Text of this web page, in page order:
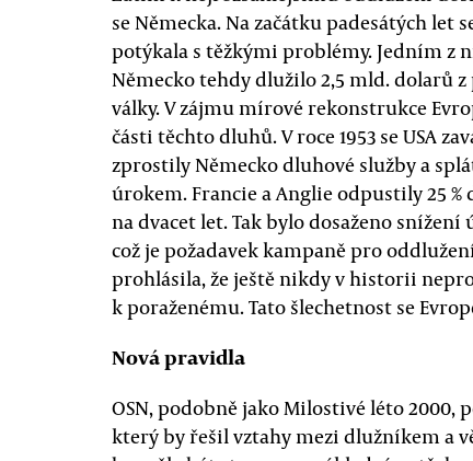
se Německa. Na začátku padesátých let
potýkala s těžkými problémy. Jedním z
Německo tehdy dlužilo 2,5 mld. dolarů
války. V zájmu mírové rekonstrukce
části těchto dluhů. V roce 1953 se USA
zprostily Německo dluhové služby a
úrokem. Francie a Anglie odpustily 25
na dvacet let. Tak bylo dosaženo
což je požadavek kampaně pro
prohlásila, že ještě nikdy v historii
k poraženému. Tato šlechetnost se
Nová pravidla
OSN, podobně jako Milostivé léto 2000,
který by řešil vztahy mezi dlužníkem a